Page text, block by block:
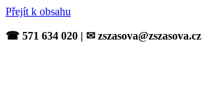
Přejít k obsahu
☎ 571 634 020 | ✉ zszasova@zszasova.cz